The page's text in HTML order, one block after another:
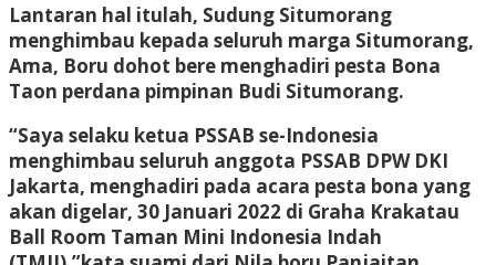
Lantaran hal itulah, Sudung Situmorang
menghimbau kepada seluruh marga Situmorang,
Ama, Boru dohot bere menghadiri pesta Bona
Taon perdana pimpinan Budi Situmorang.
“Saya selaku ketua PSSAB se-Indonesia
menghimbau seluruh anggota PSSAB DPW DKI
Jakarta, menghadiri pada acara pesta bona yang
akan digelar, 30 Januari 2022 di Graha Krakatau
Ball Room Taman Mini Indonesia Indah